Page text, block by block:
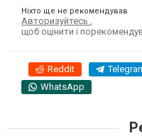
Ніхто ще не рекомендував
Авторизуйтесь
щоб оцінити і
Reddit
WhatsApp